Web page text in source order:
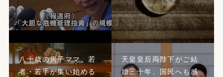
八十歳の房子ママ、若
者・若手が集い始める
天皇皇后両陛下がご結
婚三十年、国民へも感